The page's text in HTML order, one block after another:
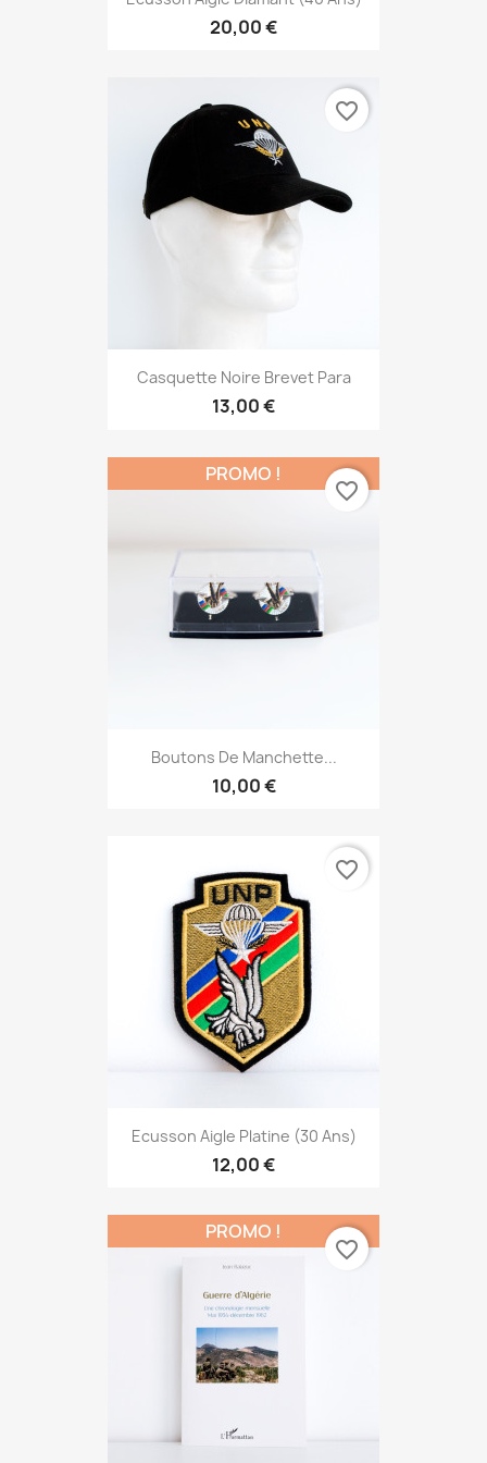
20,00 €
Casquette Noire Brevet Para
13,00 €
favorite_border
Boutons De Manchette...
10,00 €
PROMO !
favorite_border
Ecusson Aigle Platine (30 Ans)
12,00 €
favorite_border
PROMO !
favorite_border